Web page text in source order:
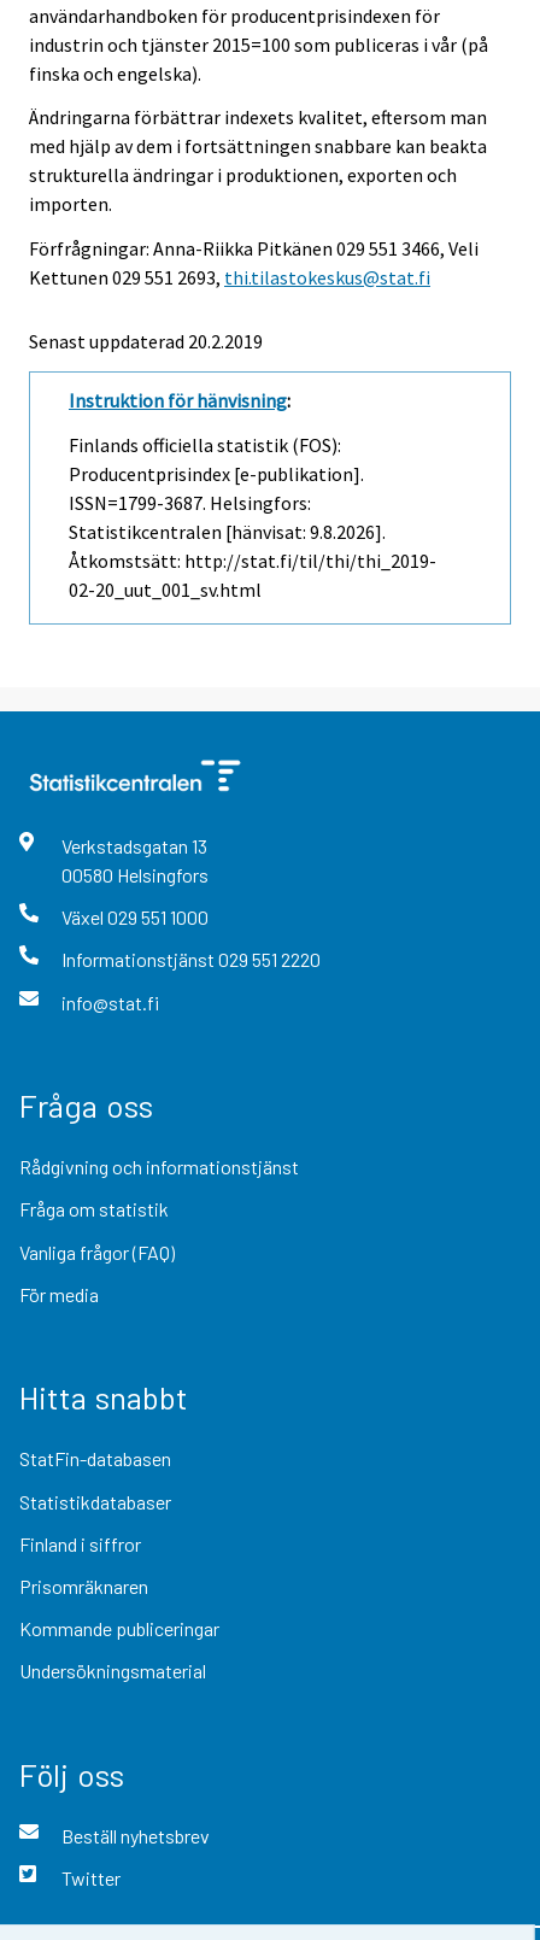
användarhandboken för producentprisindexen för
industrin och tjänster 2015=100 som publiceras i vår (på
finska och engelska).
Ändringarna förbättrar indexets kvalitet, eftersom man
med hjälp av dem i fortsättningen snabbare kan beakta
strukturella ändringar i produktionen, exporten och
importen.
Förfrågningar: Anna-Riikka Pitkänen 029 551 3466, Veli
Kettunen 029 551 2693, thi.tilastokeskus@stat.fi
Senast uppdaterad 20.2.2019
Instruktion för hänvisning:
Finlands officiella statistik (FOS):
Producentprisindex [e-publikation].
ISSN=1799-3687. Helsingfors:
Statistikcentralen [hänvisat: 9.8.2026].
Åtkomstsätt: http://stat.fi/til/thi/thi_2019-
02-20_uut_001_sv.html
Verkstadsgatan 13
00580 Helsingfors
Växel 029 551 1000
Informationstjänst 029 551 2220
info@stat.fi
Fråga oss
Rådgivning och informationstjänst
Fråga om statistik
Vanliga frågor (FAQ)
För media
Hitta snabbt
StatFin-databasen
Statistikdatabaser
Finland i siffror
Prisomräknaren
Kommande publiceringar
Undersökningsmaterial
Följ oss
Beställ nyhetsbrev
Twitter